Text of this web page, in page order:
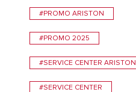
#PROMO ARISTON
#PROMO 2025
#SERVICE CENTER ARISTON
#SERVICE CENTER